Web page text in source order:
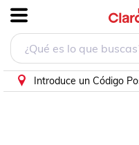
Introduce un Código
Urbano Moramora